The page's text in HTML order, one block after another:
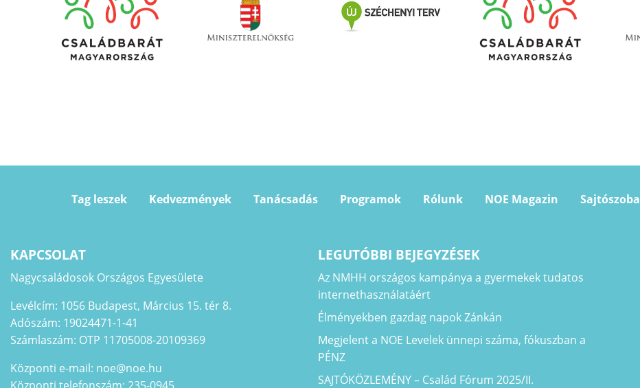
Tag leszek Kedvezmények Tanácsadás Programok Rólunk NOE Magazin Sajtószoba
KAPCSOLAT
Nagycsaládosok Országos Egyesülete
Levélcím: 1056 Budapest, Március 15. tér 8.
Adószám: 19024471-1-41
Számlaszám: OTP 11705008-20109369
Központi e-mail: noe@noe.hu
LEGUTÓBBI BEJEGYZÉSEK
Az NMHH országos kampánya a gyermekek tudatos
internethasználatáért
Élményekben gazdag napok Zánkán
Megjelent a NOE Levelek ünnepi száma, fókuszban a
PÉNZ
SAJTÓKÖZLEMÉNY – Család Fórum 2025/II.